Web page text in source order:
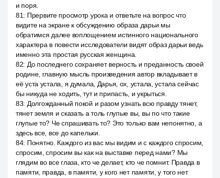
и поря.
81: Прервите просмотр урока и ответьте на вопрос что
видите на экране к обсуждению образа дарьи мы
обратимся далее воплощением истинного национального
характера в повести исследователи видят образ дарьи ведь
именно эта простая русская женщина.
82: До последнего сохраняет верность и преданность своей
родине, главную мысль произведения автор вкладывает в
её уста устала, я думала, Дарья, ох, устала, устала сейчас
бы никуда не ходить, тут и припасть, и укрыться.
83: Долгожданный покой и разом узнать всю правду тянет,
тянет земля и сказать а толь глупые вы, вы по что такие
глупые то? Че спрашивать то? Это только вам непонятно, а
здесь все, все до капельки.
84: Понятно. Каждого из вас мы видим и с каждого спросим,
спросим, спросим вы как на выставке перед нами? Мы
глядим во все глаза, кто че делает, кто че помнит. Правда в
памяти, правда, в памяти, у кого нет памяти, у того нет